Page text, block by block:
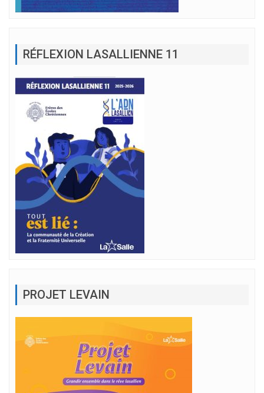
RÉFLEXION LASALLIENNE 11
PROJET LEVAIN